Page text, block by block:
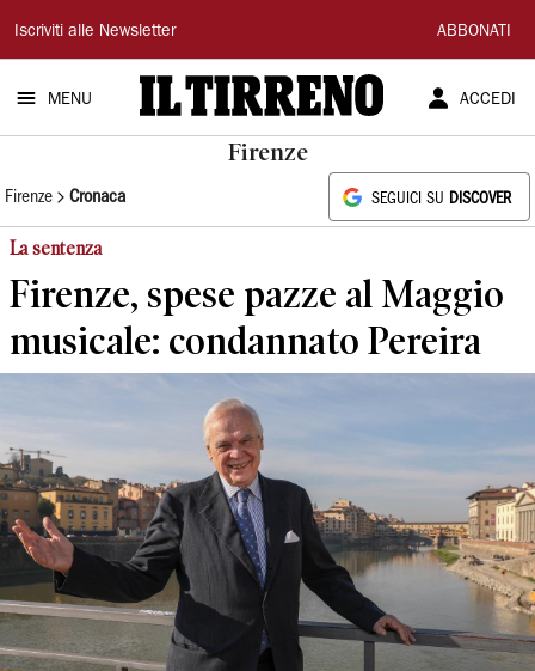
Il
Tirreno
Iscriviti alle Newsletter ABBONATI
MENU ACCEDI
Firenze
Firenze Cronaca SEGUICI SU DISCOVER
La sentenza
Firenze, spese pazze al Maggio
musicale: condannato Pereira